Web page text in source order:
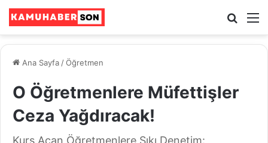
Ara
Ana Sayfa /Öğretmen
O Öğretmenlere Müfettişler
Ceza Yağdıracak!
Kurs Açan Öğretmenlere Sıkı Denetim: